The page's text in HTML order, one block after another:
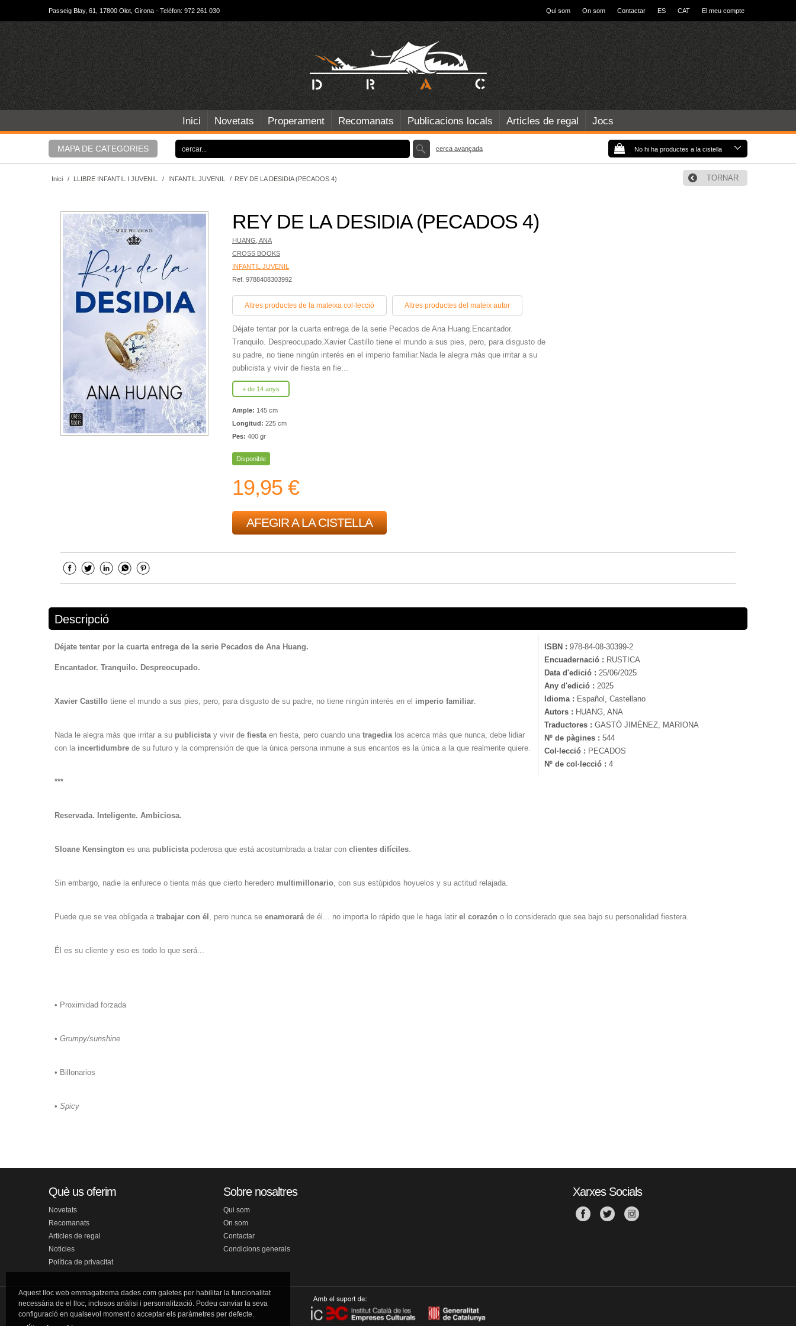
Passeig Blay, 61, 17800 Olot, Girona - Telèfon: 972 261 030 Qui som On som Contactar ES CAT El meu compte
Inici Novetats Properament Recomanats Publicacions locals Articles de regal Jocs
MAPA DE CATEGORIES No hi ha productes a la cistella
cerca avançada
Inici / LLIBRE INFANTIL I JUVENIL / INFANTIL JUVENIL / REY DE LA DESIDIA (PECADOS 4) TORNAR
REY DE LA DESIDIA (PECADOS 4)
HUANG, ANA
CROSS BOOKS
INFANTIL JUVENIL
Ref. 9788408303992
Altres productes de la mateixa col·lecció Altres productes del mateix autor
Déjate tentar por la cuarta entrega de la serie Pecados de Ana Huang.Encantador.
Tranquilo. Despreocupado.Xavier Castillo tiene el mundo a sus pies, pero, para disgusto de
su padre, no tiene ningún interés en el imperio familiar.Nada le alegra más que irritar a su
publicista y vivir de fiesta en fie...
+ de 14 anys
Ample: 145 cm
Longitud: 225 cm
Pes: 400 gr
Disponible
19,95 €
AFEGIR A LA CISTELLA
Descripció
ISBN : 978-84-08-30399-2
Encuadernació : RUSTICA
Data d'edició : 25/06/2025
Any d'edició : 2025
Idioma : Español, Castellano
Autors : HUANG, ANA
Traductores : GASTÓ JIMÉNEZ, MARIONA
Nº de pàgines : 544
Col·lecció : PECADOS
Nº de col·lecció : 4
Déjate tentar por la cuarta entrega de la serie Pecados de Ana Huang.
Encantador. Tranquilo. Despreocupado.
Xavier Castillo tiene el mundo a sus pies, pero, para disgusto de su padre, no tiene ningún interés en el imperio familiar.
Nada le alegra más que irritar a su publicistay vivir de fiestaen fiesta, pero cuando una tragedialos acerca más que nunca, debe lidiar
con la incertidumbre de su futuro y la comprensión de que la única persona inmune a sus encantos es la única a la que realmente quiere.
***
Reservada. Inteligente. Ambiciosa.
Sloane Kensington es una publicistapoderosa que está acostumbrada a tratar con clientes difíciles.
Sin embargo, nadie la enfurece o tienta más que cierto heredero multimillonario, con sus estúpidos hoyuelos y su actitud relajada.
Puede que se vea obligada a trabajar con él , pero nunca se enamoraráde él... no importa lo rápido que le haga latir el corazón o lo considerado que sea bajo su personalidad fiestera.
Él es su cliente y eso es todo lo que será...
• Proximidad forzada
• Grumpy/sunshine
• Billonarios
• Spicy
Què us oferim
Novetats
Recomanats
Articles de regal
Noticies
Política de privacitat
Sobre nosaltres
Qui som
On som
Contactar
Condicions generals
Xarxes Socials
Aquest lloc web emmagatzema dades com galetes per habilitar la funcionalitat
necessària de el lloc, inclosos anàlisi i personalització. Podeu canviar la seva
configuració en qualsevol moment o acceptar els paràmetres per defecte.